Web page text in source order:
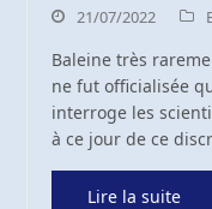
21/07/2022
Baleine très
ne fut officialisée
interroge les
à ce jour de ce
Lire la suite